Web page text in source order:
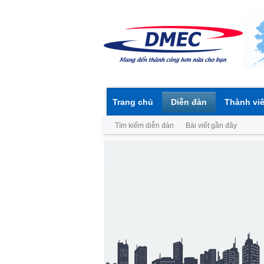
Trang chủ Diễn đàn
Tìm kiếm diễn đàn Bài viết gần đây
Thành